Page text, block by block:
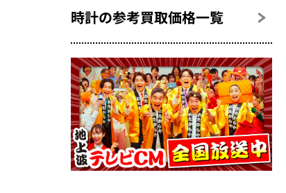
時計の参考買取価格一覧